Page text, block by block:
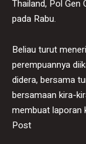
Thailand, Pol Gen
pada Rabu.
Beliau turut
perempuannya
didera, bersama
bersamaan kira-
membuat laporan
Post